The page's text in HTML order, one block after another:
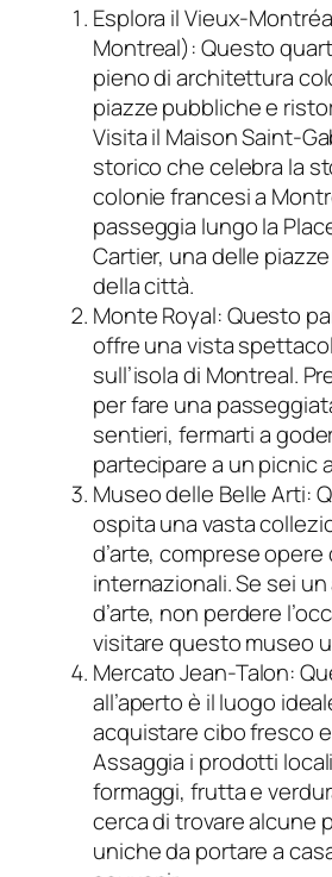
Esplora il Vieux-
Montreal): Questo
pieno di architettura
piazze pubbliche e
Visita il Maison Saint-
storico che celebra la
colonie francesi a
passeggia lungo la
Cartier, una delle
della città.
Monte Royal: Questo
offre una vista
sull’isola di Montreal.
per fare una
sentieri, fermarti a
partecipare a un picnic
Museo delle Belle Arti:
ospita una vasta
d’arte, comprese
internazionali. Se sei
d’arte, non perdere
visitare questo museo
Mercato Jean-Talon:
all’aperto è il luogo
acquistare cibo fresco
Assaggia i prodotti
formaggi, frutta e
cerca di trovare alcune
uniche da portare a